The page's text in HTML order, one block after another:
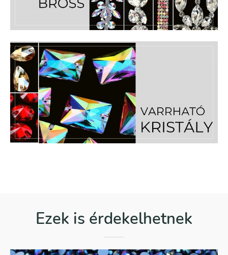
Ezek is érdekelhetnek